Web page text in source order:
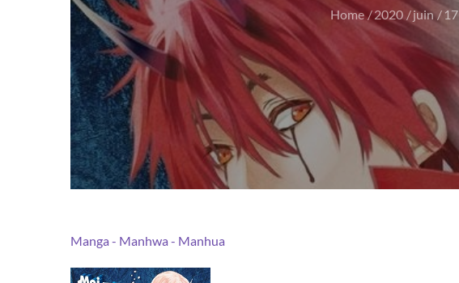
Home 2020 juin 17
Manga - Manhwa - Manhua